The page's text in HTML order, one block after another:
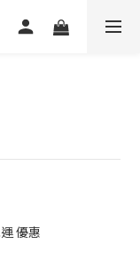
優惠